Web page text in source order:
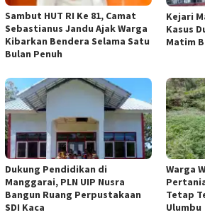
Sambut HUT RI Ke 81, Camat
Sebastianus Jandu Ajak Warga
Kibarkan Bendera Selama Satu
Bulan Penuh
Kejari
Kasus
Matim
Dukung Pendidikan di
Manggarai, PLN UIP Nusra
Bangun Ruang Perpustakaan
SDI Kaca
Warga
Tetap
Ulumbu